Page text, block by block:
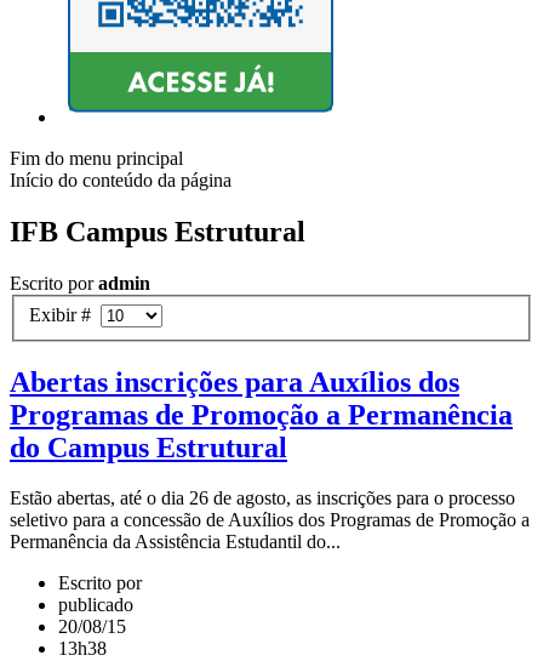
Fim do menu principal
Início do conteúdo da página
IFB Campus Estrutural
Escrito poradmin
Exibir #
Abertas inscrições para Auxílios dos
Programas de Promoção a Permanência
do Campus Estrutural
Estão abertas, até o dia 26 de agosto, as inscrições para o processo
seletivo para a concessão de Auxílios dos Programas de Promoção a
Permanência da Assistência Estudantil do...
Escrito por
publicado
20/08/15
13h38